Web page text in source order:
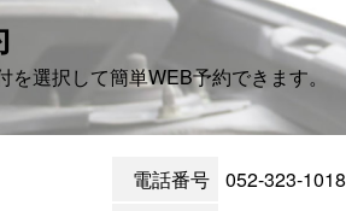
を選択して簡単WEB予約できます。
電話番号 052-323-1018